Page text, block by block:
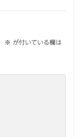
※ が付いている欄は